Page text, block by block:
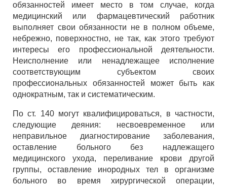
обязанностей имеет место в том случае, когда
медицинский или фармацевтический работник
выполняет свои обязанности не в полном объеме,
небрежно, поверхностно, не так, как этого требуют
интересы его профессиональной деятельности.
Неисполнение или ненадлежащее исполнение
соответствующим субъектом своих
профессиональных обязанностей может быть как
однократным, так и систематическим.
По ст. 140 могут квалифицироваться, в частности,
следующие деяния: несвоевременное или
неправильное диагностирование заболевания,
оставление больного без надлежащего
медицинского ухода, переливание крови другой
группы, оставление инородных тел в организме
больного во время хирургической операции,